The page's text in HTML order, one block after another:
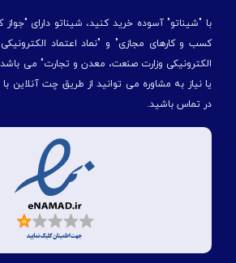
با "شیناتو" آسوده خرید کنید، شیناتو دارای
کسب و کارهای مجازی" و "نماد اعتماد
الكترونیكی وزارت صنعت، معدن و تجارت" می
یا نیاز به مشاوره می توانید از طریق چت
در تماس باشید.